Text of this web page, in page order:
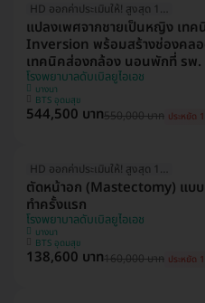
HD ออกค่าประเมินให้! สูงสุด 1500 บ.
แปลงเพศจากชายเป็นหญิง เท
Inversion พร้อมสร้างช่องคลอ
เทคนิคส่องกล้อง นอนพักที่ รพ
โรงพยาบาลดับเบิลยูไอเอช
บางนา
BTS อุดมสุข
544,500 บาท550,000 บาท ประหยัด
HD ออกค่าประเมินให้! สูงสุด 1500 บ.
ตัดหน้าอก (Mastectomy) แบบ
ทำครั้งแรก
โรงพยาบาลดับเบิลยูไอเอช
บางนา
BTS อุดมสุข
138,600 บาท160,000 บาท ประหยัด